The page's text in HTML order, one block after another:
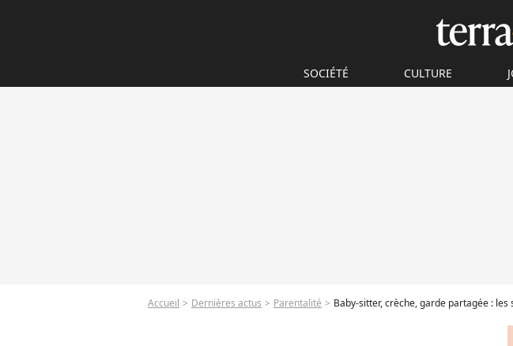
SOCIÉTÉ CULTURE
Accueil Dernières actus Parentalité Baby-sitter, crèche, garde partagée :